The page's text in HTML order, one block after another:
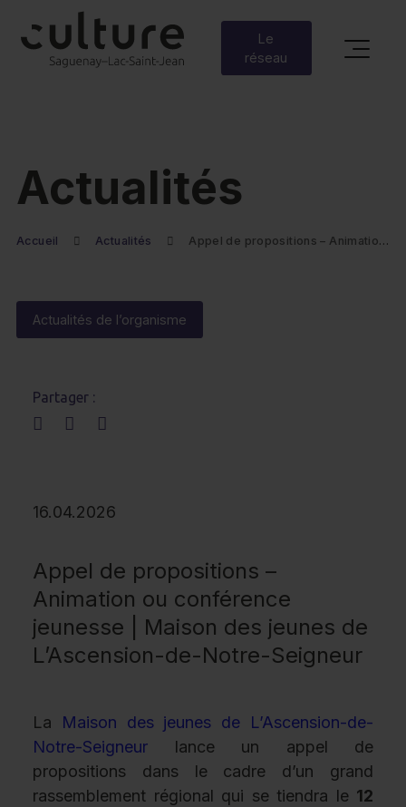
Le
réseau
Actualités
Accueil Actualités Appel de propositions – Animation ou conférence jeunesse | Maison des jeunes de L’Ascension-de-Notre-Seigneur
Actualités de l’organisme
Partager :
16.04.2026
Appel de propositions –
Animation ou conférence
jeunesse | Maison des jeunes de
L’Ascension-de-Notre-Seigneur
La
Maison des jeunes de L’Ascension-de-
Notre-Seigneur lance un appel de
propositions dans le cadre d’un grand
rassemblement régional qui se tiendra le 12